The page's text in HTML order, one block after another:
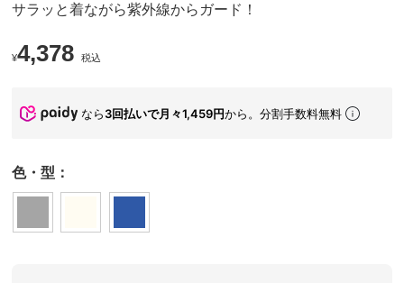
サラッと着ながら紫外線からガード！
¥4,378 税込
なら3回払いで月々1,459円から。分割手数料無料
色・型：